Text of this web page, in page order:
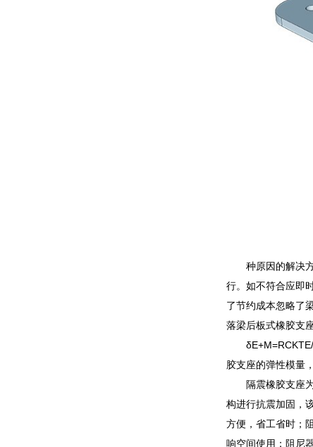
种原因的解决
行。如不符合应即
了节约成本忽略了
落梁后板式橡胶支
胶支座的弹性模量
隔震橡胶支座
构进行抗震加固，
方便，省工省时；
响空间使用；阻尼